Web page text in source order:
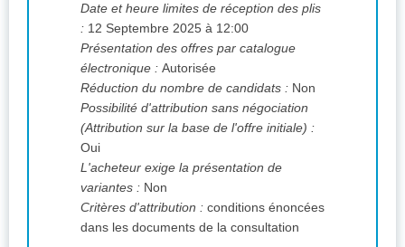
Date et heure limites de réception des plis
: 12 Septembre 2025 à 12:00
Présentation des offres par catalogue
électronique : Autorisée
Réduction du nombre de candidats : Non
Possibilité d'attribution sans négociation
(Attribution sur la base de l'offre initiale) :
Oui
L'acheteur exige la présentation de
variantes : Non
Critères d'attribution : conditions énoncées
dans les documents de la consultation